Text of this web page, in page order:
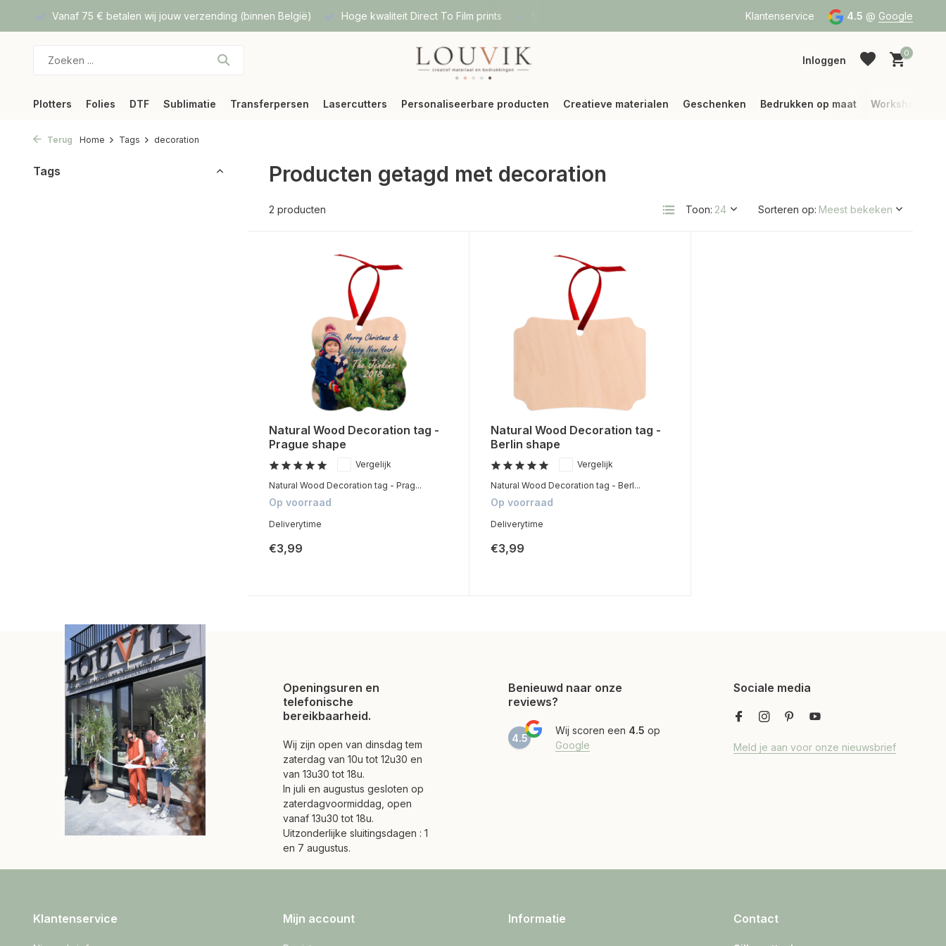
Vanaf 75 € betalen wij jouw verzending (binnen België) Hoge kwaliteit Direct To Film prints Vanaf 75 € betalen wij jouw verzending
Klantenservice 4.5 @ Google
Inloggen
0
Plotters Folies DTF Sublimatie Transferpersen Lasercutters Personaliseerbare producten Creatieve materialen Geschenken Bedrukken op maat Workshops
Terug Home Tags decoration
Tags Producten getagd met decoration
2 producten Toon: Sorteren op:
Natural Wood Decoration tag -
Prague shape
Vergelijk
Natural Wood Decoration tag - Prag...
Op voorraad
Deliverytime
€3,99
Natural Wood Decoration tag -
Berlin shape
Vergelijk
Natural Wood Decoration tag - Berl...
Op voorraad
Deliverytime
€3,99
Openingsuren en
telefonische
bereikbaarheid.
Wij zijn open van dinsdag tem
zaterdag van 10u tot 12u30 en
van 13u30 tot 18u.
In juli en augustus gesloten op
zaterdagvoormiddag, open
vanaf 13u30 tot 18u.
Uitzonderlijke sluitingsdagen : 1
en 7 augustus.
Benieuwd naar onze
reviews?
4.5
Wij scoren een 4.5 op
Google
Sociale media
Meld je aan voor onze nieuwsbrief
Klantenservice Mijn account Informatie Contact